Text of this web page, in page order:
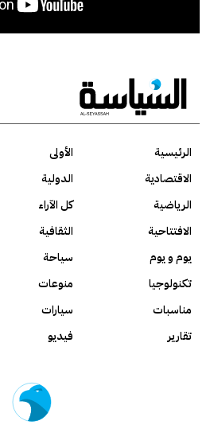
الرئيسية الأولى
الاقتصادية
الدولية
الرياضية
كل الآراء
الافتتاحية
الثقافية
يوم و يوم
سياحة
تكنولوجيا
منوعات
مناسبات
سيارات
تقارير
فيديو